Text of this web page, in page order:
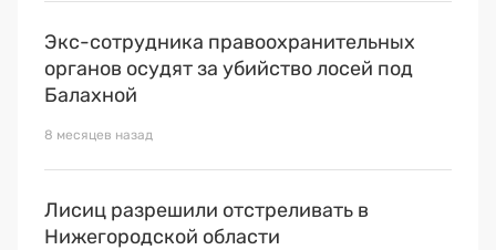
Экс-сотрудника правоохранительных
органов осудят за убийство лосей под
Балахной
8 месяцев назад
Лисиц разрешили отстреливать в
Нижегородской области